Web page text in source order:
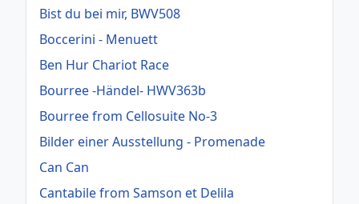
Bist du bei mir, BWV508
Boccerini - Menuett
Ben Hur Chariot Race
Bourree -Händel- HWV363b
Bourree from Cellosuite No-3
Bilder einer Ausstellung - Promenade
Can Can
Cantabile from Samson et Delila